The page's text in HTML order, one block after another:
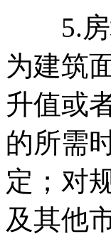
5.房地
为建筑
升值或
的所需
定；
及其他